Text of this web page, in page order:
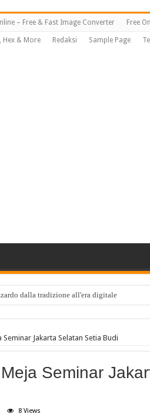
– Free & Fast Image Converter Free
Hex & More Redaksi Sample Page
dalla tradizione all'era digitale
Jakarta Selatan Setia Budi
Seminar
8 Views